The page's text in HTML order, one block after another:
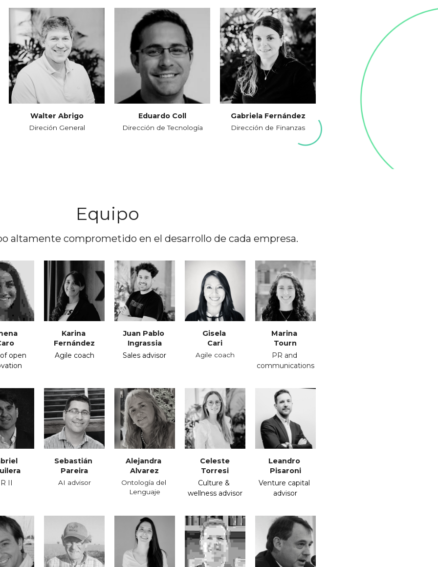
Walter Abrigo
Direción General
Eduardo Coll
Dirección de Tecnología
Gabriela Fernández
Dirección de Finanzas
Equipo
altamente comprometido en el desarrollo de cada empresa.
open
Karina
Fernández
Agile coach
Juan Pablo
Ingrassia
Sales advisor
Gisela
Cari
Agile coach
Marina
Tourn
PR and
communications
II
Sebastián
Pareira
AI advisor
Alejandra
Alvarez
Ontología del
Lenguaje
Celeste
Torresi
Culture &
wellness advisor
Leandro
Pisaroni
Venture capital
advisor